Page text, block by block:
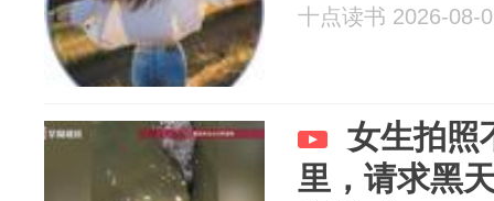
十点读书 2026-08-
女生拍照
里，请求黑